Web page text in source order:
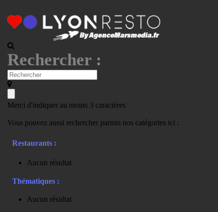
Rechercher :
Merci d'indiquer au moins 3 caractères
Vous pouvez aussi rechercher parmis nos catégories ici :
Restaurants :
Aucun résultat
Thématiques :
Aucun résultat